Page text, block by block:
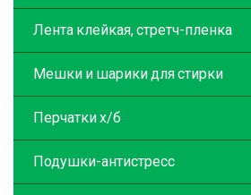
Лента клейкая, стретч-пленка
Мешки и шарики для стирки
Перчатки х/б
Подушки-антистресс